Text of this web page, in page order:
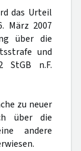
das Urteil
März 2007
über die
und
StGB n.F.
zu neuer
über die
andere